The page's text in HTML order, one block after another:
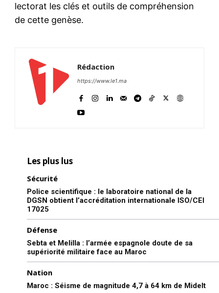
lectorat les clés et outils de compréhension
de cette genèse.
Rédaction
https://www.le1.ma
Les plus lus
Sécurité
Police scientifique : le laboratoire national de la
DGSN obtient l’accréditation internationale ISO/CEI
17025
Défense
Sebta et Melilla : l’armée espagnole doute de sa
supériorité militaire face au Maroc
Nation
Maroc : Séisme de magnitude 4,7 à 64 km de Midelt